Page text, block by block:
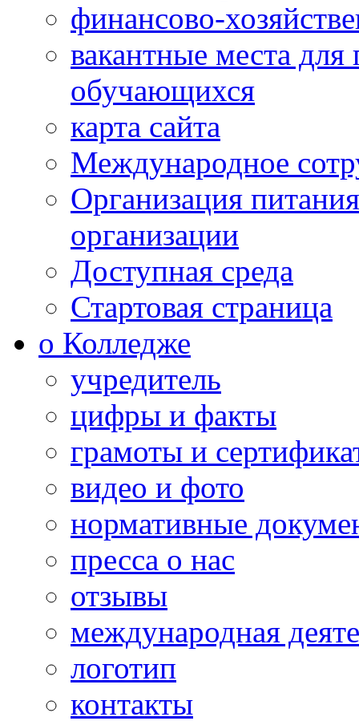
финансово-
вакантные места
обучающихся
карта сайта
Международное
Организация
организации
Доступная среда
Стартовая страница
о Колледже
учредитель
цифры и факты
грамоты и
видео и фото
нормативные
пресса о нас
отзывы
международная
логотип
контакты